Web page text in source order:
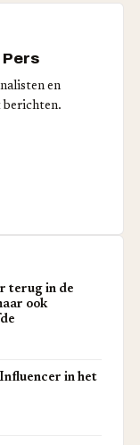
en
berichten.
terug in de
ook
in het